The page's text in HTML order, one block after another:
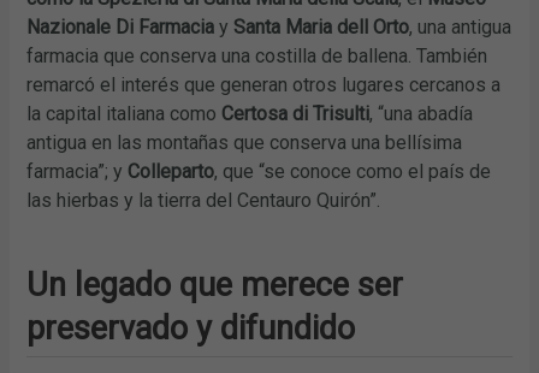
Nazionale Di Farmacia y Santa Maria dell Orto, una antigua
farmacia que conserva una costilla de ballena. También
remarcó el interés que generan otros lugares cercanos a
la capital italiana como Certosa di Trisulti, “una abadía
antigua en las montañas que conserva una bellísima
farmacia”; y Colleparto, que “se conoce como el país de
las hierbas y la tierra del Centauro Quirón”.
Un legado que merece ser
preservado y difundido